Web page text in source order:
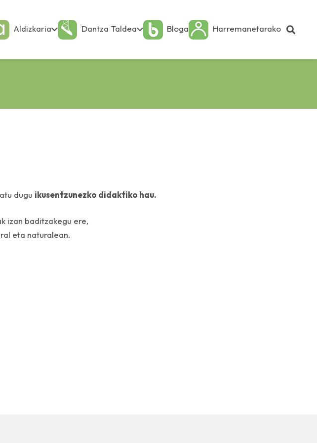
Aldizkaria Dantza Taldea Bloga Harremanetarako
dugu ikusentzunezko didaktiko hau.
izan baditzakegu ere,
eta naturalean.